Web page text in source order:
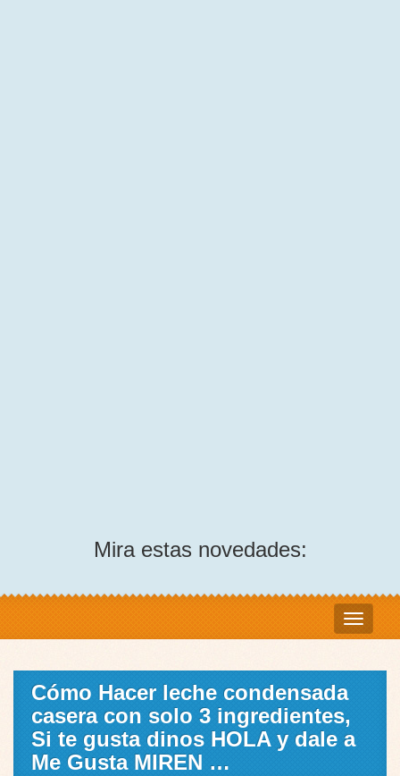
Mira estas novedades:
Cómo Hacer leche condensada
casera con solo 3 ingredientes,
Si te gusta dinos HOLA y dale a
Me Gusta MIREN …